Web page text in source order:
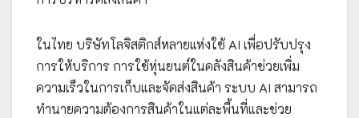
ในไทย บริษัทโลจิสติกส์หลายแห่งใช้ AI เพื่อปรับปรุง
การให้บริการ การใช้หุ่นยนต์ในคลังสินค้าช่วยเพิ่ม
ความเร็วในการเก็บและจัดส่งสินค้า ระบบ AI สามารถ
ทำนายความต้องการสินค้าในแต่ละพื้นที่และช่วย